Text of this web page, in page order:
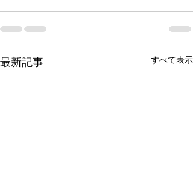
最新記事 すべて表示